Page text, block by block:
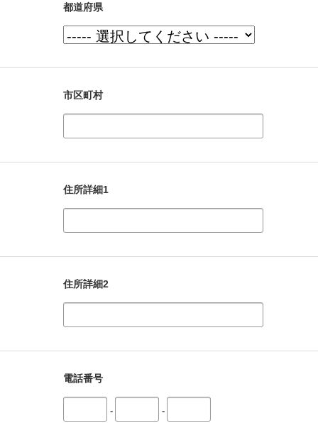
都道府県
市区町村
住所詳細1
住所詳細2
電話番号
- -